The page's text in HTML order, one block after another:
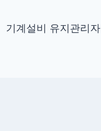
기계설비 유지관리